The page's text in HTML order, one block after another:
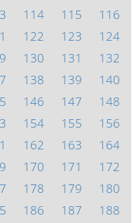
114 115
116
122 123
124
130 131
132
138 139
140
146 147
148
154 155
156
162 163
164
170 171
172
178 179
180
186 187
188